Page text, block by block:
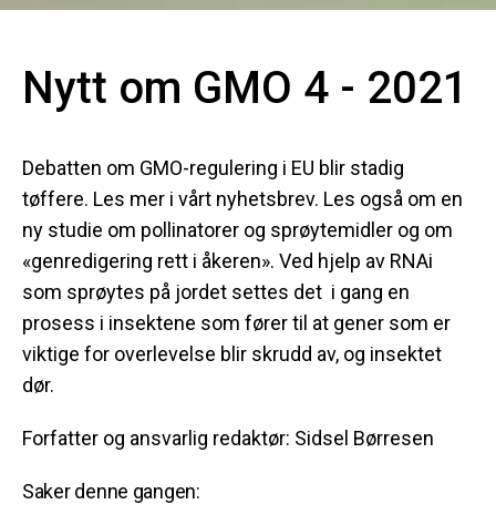
Nytt om GMO 4 - 2021
Debatten om GMO-regulering i EU blir stadig
tøffere. Les mer i vårt nyhetsbrev. Les også om en
ny studie om pollinatorer og sprøytemidler og om
«genredigering rett i åkeren». Ved hjelp av RNAi
som sprøytes på jordet settes det i gang en
prosess i insektene som fører til at gener som er
viktige for overlevelse blir skrudd av, og insektet
dør.
Forfatter og ansvarlig redaktør: Sidsel Børresen
Saker denne gangen: